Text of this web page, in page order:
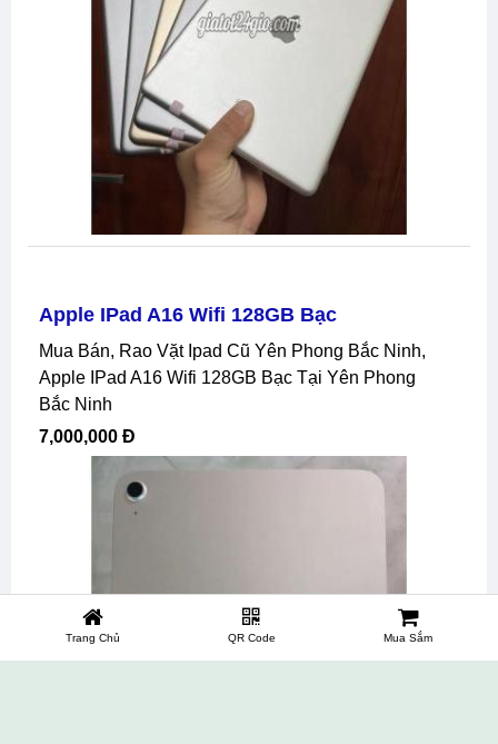
Apple IPad A16 Wifi 128GB Bạc
Mua Bán, Rao Vặt Ipad Cũ Yên Phong Bắc Ninh,
Apple IPad A16 Wifi 128GB Bạc Tại Yên Phong
Bắc Ninh
7,000,000 Đ
Trang Chủ QR Code Mua Sắm